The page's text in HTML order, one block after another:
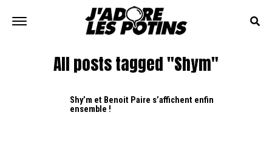
All posts tagged "Shym"
Shy’m et Benoit Paire s’affichent enfin
ensemble !